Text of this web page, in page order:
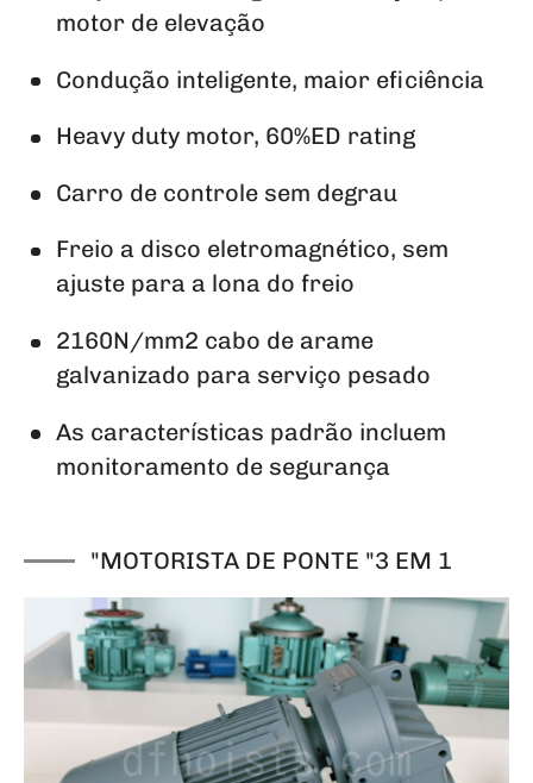
motor de elevação
Condução inteligente, maior eficiência
Heavy duty motor, 60%ED rating
Carro de controle sem degrau
Freio a disco eletromagnético, sem
ajuste para a lona do freio
2160N/mm2 cabo de arame
galvanizado para serviço pesado
As características padrão incluem
monitoramento de segurança
"MOTORISTA DE PONTE "3 EM 1